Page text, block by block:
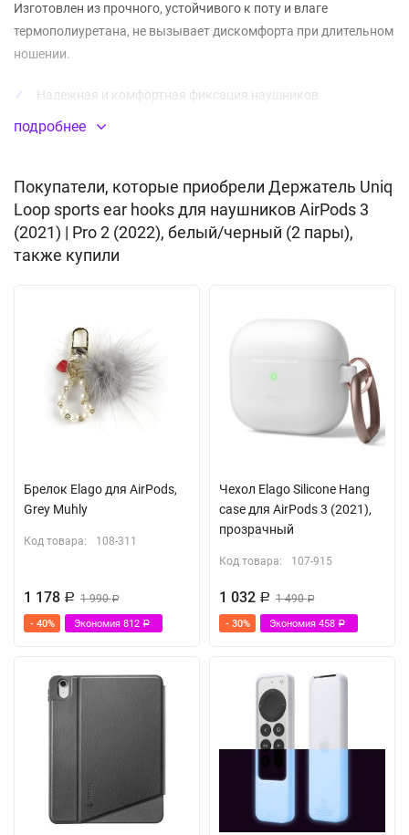
Изготовлен из прочного, устойчивого к поту и влаге
термополиуретана, не вызывает дискомфорта при длительном
ношении.
Надежная и комфортная фиксация наушников
Простая установка
В КОМПЛЕКТЕ
Держатель для Airpods - 2 пары (цвет: черный и белый)
подробнее
Покупатели, которые приобрели Держатель Uniq
Loop sports ear hooks для наушников AirPods 3
(2021) | Pro 2 (2022), белый/черный (2 пары),
также купили
Брелок Elago для AirPods,
Grey Muhly
Код товара: 108-311
1 178 Р 1 990Р
- 40% Экономия 812 Р
Чехол Elago Silicone Hang
case для AirPods 3 (2021),
прозрачный
Код товара: 107-915
1 032 Р 1 490Р
- 30% Экономия 458 Р